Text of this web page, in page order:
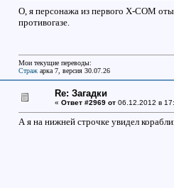
О, я персонажа из первого Х-СОМ
противогазе.
Мои текущие переводы:
Стражарка 7, версия 30.07.26
Re: Загадки
« Ответ #2969 от06.12.2012 в
А я на нижней строчке увидел